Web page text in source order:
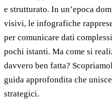
e strutturato. In un’epoca
visivi, le infografiche
per comunicare dati
pochi istanti. Ma come si
davvero ben fatta?
guida approfondita che
strategici.